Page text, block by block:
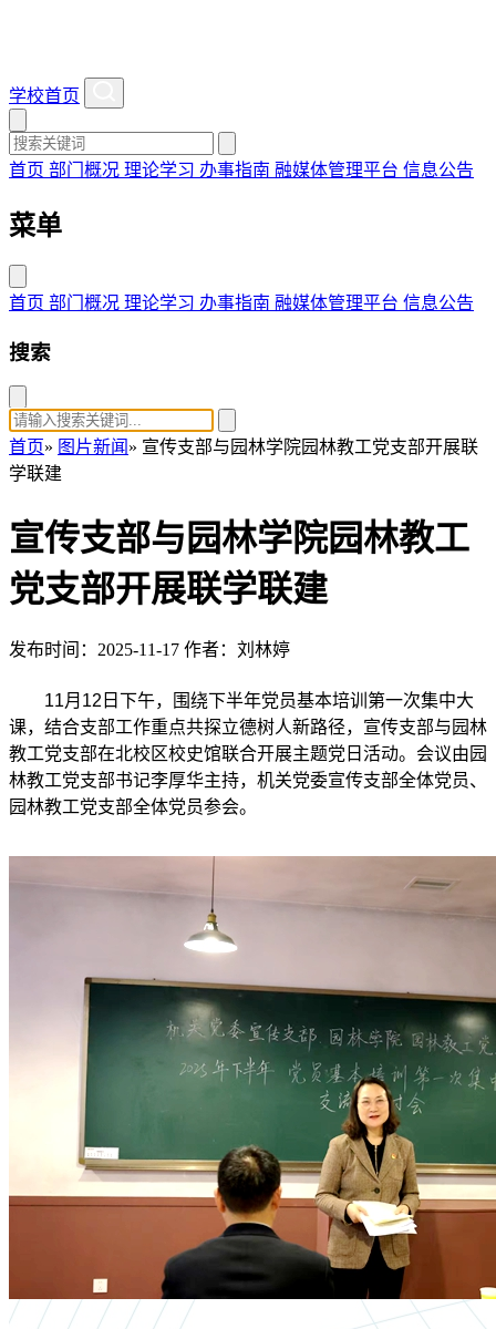
学校首页
首页 部门概况 理论学习 办事指南 融媒体管理平台 信息公告
菜单
首页 部门概况 理论学习 办事指南 融媒体管理平台 信息公告
搜索
首页» 图片新闻 » 宣传支部与园林学院园林教工党支部开展联
学联建
宣传支部与园林学院园林教工
党支部开展联学联建
发布时间：2025-11-17 作者：刘林婷
11月12日下午，围绕下半年党员基本培训第一次集中大
课，结合支部工作重点共探立德树人新路径，宣传支部与园林
教工党支部在北校区校史馆联合开展主题党日活动。会议由园
林教工党支部书记李厚华主持，机关党委宣传支部全体党员、
园林教工党支部全体党员参会。